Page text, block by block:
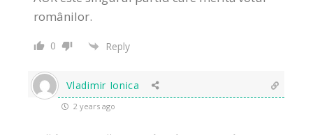
românilor.
0 Reply
Vladimir Ionica
2 years ago